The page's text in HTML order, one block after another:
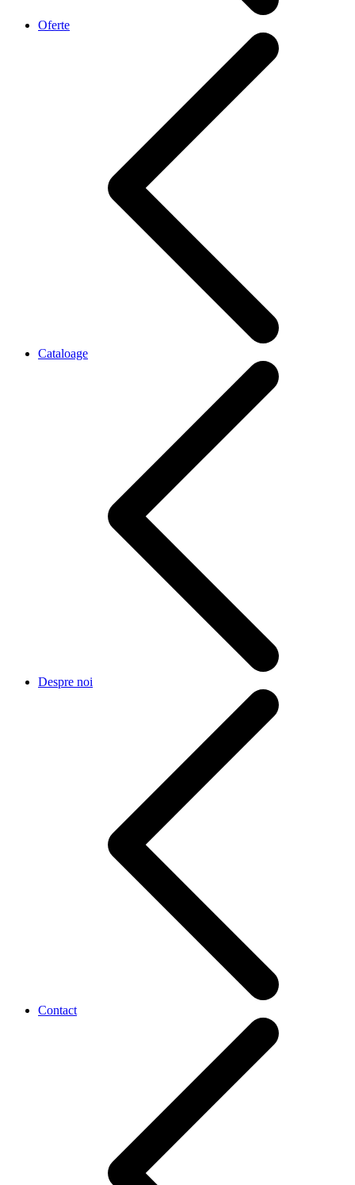
Oferte
Cataloage
Despre noi
Contact